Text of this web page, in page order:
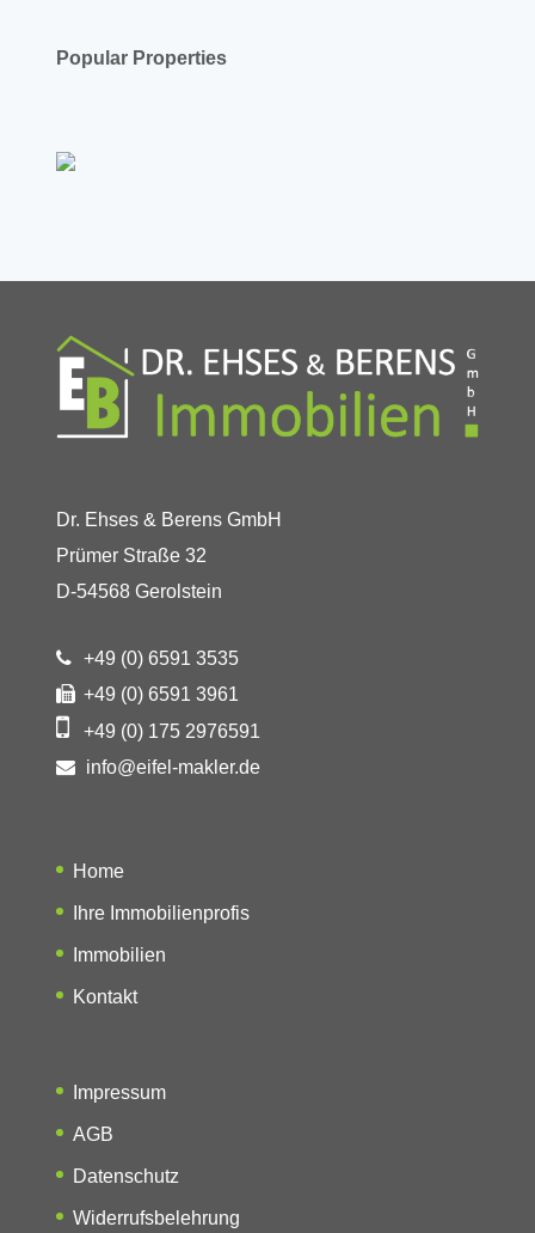
Popular Properties
Dr. Ehses & Berens GmbH
Prümer Straße 32
D-54568 Gerolstein
+49 (0) 6591 3535
+49 (0) 6591 3961
+49 (0) 175 2976591
info@eifel-makler.de
Home
Ihre Immobilienprofis
Immobilien
Kontakt
Impressum
AGB
Datenschutz
Widerrufsbelehrung